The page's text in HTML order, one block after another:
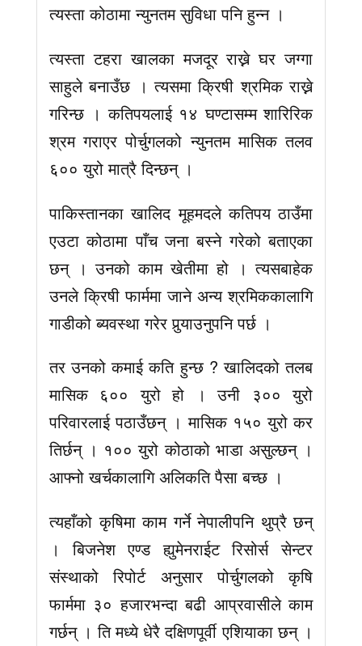
त्यस्ता कोठामा न्युनतम सुविधा पनि हुन्न ।
त्यस्ता टहरा खालका मजदूर राख्ने घर जग्गा
साहुले बनाउँछ । त्यसमा क्रिषी श्रमिक राख्ने
गरिन्छ । कतिपयलाई १४ घण्टासम्म शारिरिक
श्रम गराएर पोर्चुगलको न्युनतम मासिक तलव
६०० युरो मात्रै दिन्छन् ।
पाकिस्तानका खालिद मूहमदले कतिपय ठाउँमा
एउटा कोठामा पाँच जना बस्ने गरेको बताएका
छन् । उनको काम खेतीमा हो । त्यसबाहेक
उनले क्रिषी फार्ममा जाने अन्य श्रमिककालागि
गाडीको ब्यवस्था गरेर पुर्‍याउनुपनि पर्छ ।
तर उनको कमाई कति हुन्छ ? खालिदको तलब
मासिक ६०० युरो हो । उनी ३०० युरो
परिवारलाई पठाउँछन् । मासिक १५० युरो कर
तिर्छन् । १०० युरो कोठाको भाडा असुल्छन् ।
आफ्नो खर्चकालागि अलिकति पैसा बच्छ ।
त्यहाँको कृषिमा काम गर्ने नेपालीपनि थुप्रै छन्
। बिजनेश एण्ड ह्युमेनराईट रिसोर्स सेन्टर
संस्थाको रिपोर्ट अनुसार पोर्चुगलको कृषि
फार्ममा ३० हजारभन्दा बढी आप्रवासीले काम
गर्छन् । ति मध्ये धेरै दक्षिणपूर्वी एशियाका छन् ।